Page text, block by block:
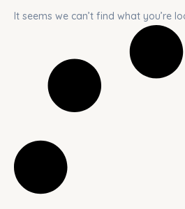
It seems we can’t find what you’re